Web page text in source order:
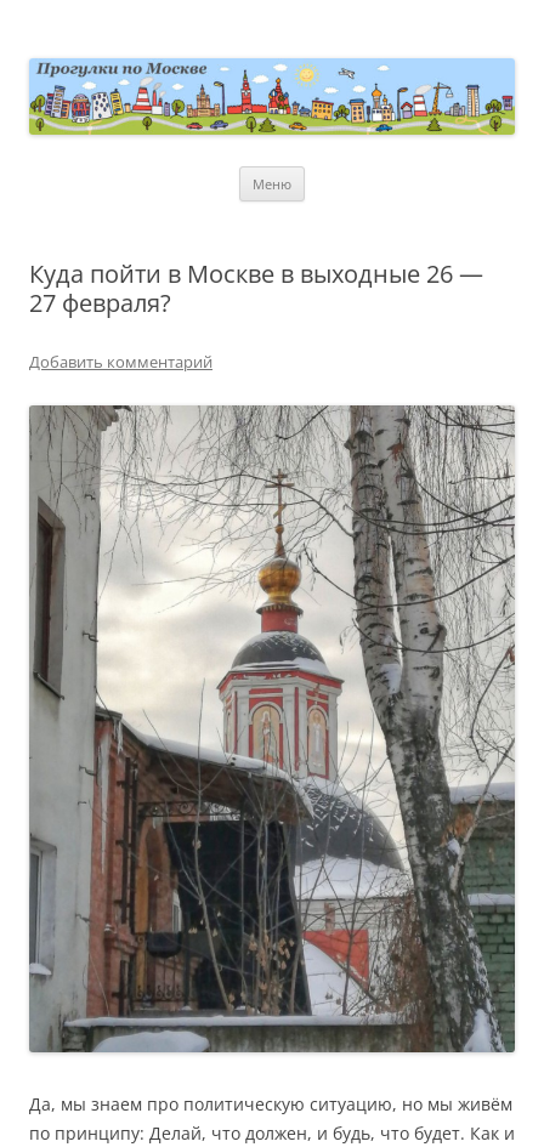
Меню
Куда пойти в Москве в выходные 26 —
27 февраля?
Добавить комментарий
Да, мы знаем про политическую ситуацию, но мы живём
по принципу: Делай, что должен, и будь, что будет. Как и